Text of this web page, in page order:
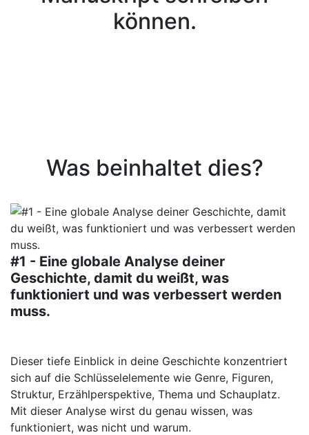
können.
Was beinhaltet dies?
#1 - Eine globale Analyse deiner
Geschichte, damit du weißt, was
funktioniert und was verbessert werden
muss.
Dieser tiefe Einblick in deine Geschichte konzentriert
sich auf die Schlüsselelemente wie Genre, Figuren,
Struktur, Erzählperspektive, Thema und Schauplatz.
Mit dieser Analyse wirst du genau wissen, was
funktioniert, was nicht und warum.